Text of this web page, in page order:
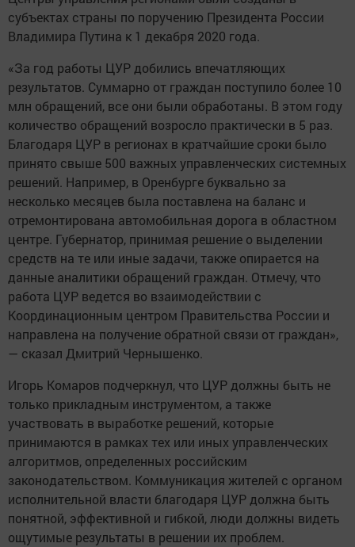
субъектах страны по поручению Президента России
Владимира Путина к 1 декабря 2020 года.
«За год работы ЦУР добились впечатляющих
результатов. Суммарно от граждан поступило более 10
млн обращений, все они были обработаны. В этом году
количество обращений возросло практически в 5 раз.
Благодаря ЦУР в регионах в кратчайшие сроки было
принято свыше 500 важных управленческих системных
решений. Например, в Оренбурге буквально за
несколько месяцев была поставлена на баланс и
отремонтирована автомобильная дорога в областном
центре. Губернатор, принимая решение о выделении
средств на те или иные задачи, также опирается на
данные аналитики обращений граждан. Отмечу, что
работа ЦУР ведется во взаимодействии с
Координационным центром Правительства России и
направлена на получение обратной связи от граждан»,
— сказал Дмитрий Чернышенко.
Игорь Комаров подчеркнул, что ЦУР должны быть не
только прикладным инструментом, а также
участвовать в выработке решений, которые
принимаются в рамках тех или иных управленческих
алгоритмов, определенных российским
законодательством. Коммуникация жителей с органом
исполнительной власти благодаря ЦУР должна быть
понятной, эффективной и гибкой, люди должны видеть
ощутимые результаты в решении их проблем.